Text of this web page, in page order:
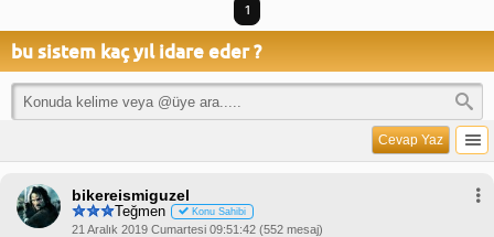
1
bu sistem kaç yıl idare eder ?
Cevap Yaz
bikereismiguzel
Teğmen Konu Sahibi
21 Aralık 2019 Cumartesi 09:51:42 (552 mesaj)